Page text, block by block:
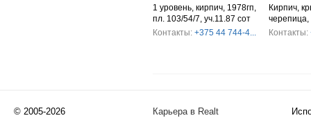
1 уровень, кирпич, 1978гп,
пл. 103/54/7, уч.11.87 сот
Контакты: +375 44 744-4...
Кирпич,
черепица,
Контакты:
© 2005-2026
Карьера в Realt